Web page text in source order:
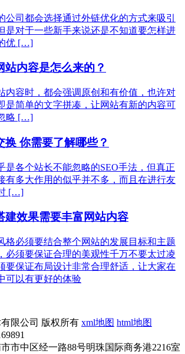
公司都会选择通过外链优化的方式来吸引
是对于一些新手来说还是不知道要怎样进
优 […]
站内容是怎么来的？
内容时，都会强调原创和有价值，也许对
是简单的文字拼凑，让网站有新的内容可
略 […]
换 你需要了解哪些？
是各个站长不能忽略的SEO手法，但真正
有多大作用的似乎并不多，而且在进行友
[…]
建效果需要丰富网站内容
格必须要结合整个网站的发展目标和主题
必须要保证合理的美观性千万不要太过凌
要保证布局设计非常合理舒适，让大家在
可以有更好的体验
限公司 版权所有 xml地图 html地图
市中区经一路88号明珠国际商务港2216室